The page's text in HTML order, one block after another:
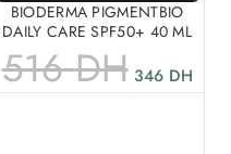
BIODERMA PIGMENTBIO
DAILY CARE SPF50+ 40 ML
516DH 346 DH